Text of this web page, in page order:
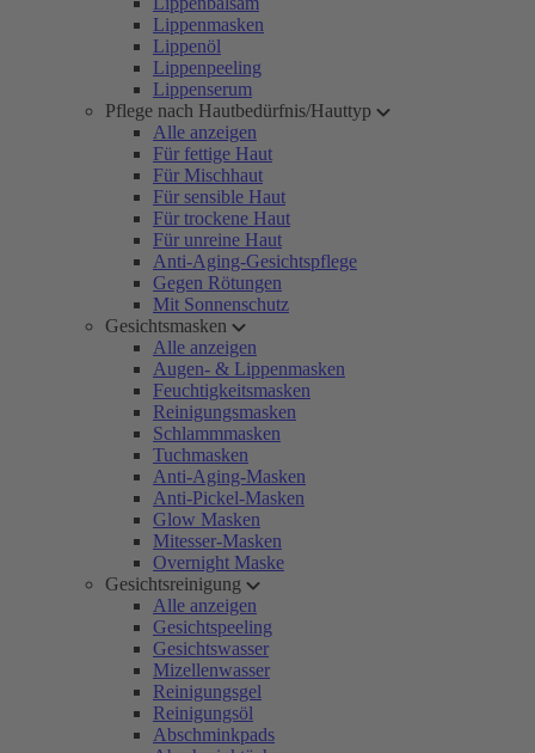
Lippenmasken
Lippenöl
Lippenpeeling
Lippenserum
Pflege nach Hautbedürfnis/Hauttyp
Alle anzeigen
Für fettige Haut
Für Mischhaut
Für sensible Haut
Für trockene Haut
Für unreine Haut
Anti-Aging-Gesichtspflege
Gegen Rötungen
Mit Sonnenschutz
Gesichtsmasken
Alle anzeigen
Augen- & Lippenmasken
Feuchtigkeitsmasken
Reinigungsmasken
Schlammmasken
Tuchmasken
Anti-Aging-Masken
Anti-Pickel-Masken
Glow Masken
Mitesser-Masken
Overnight Maske
Gesichtsreinigung
Alle anzeigen
Gesichtspeeling
Gesichtswasser
Mizellenwasser
Reinigungsgel
Reinigungsöl
Abschminkpads